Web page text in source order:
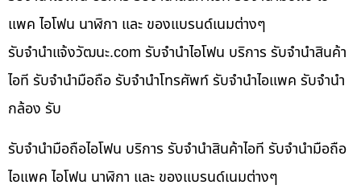
แพค ไอโฟน นาฬิกา และ ของแบรนด์เนมต่างๆ
รับจํานําแจ้งวัฒนะ.com รับจำนำไอโฟน บริการ รับจำนำสินค้า
ไอที รับจำนำมือถือ รับจำนำโทรศัพท์ รับจำนำไอแพค รับจำนำ
กล้อง รับ
รับจำนำมือถือไอโฟน บริการ รับจำนำสินค้าไอที รับจำนำมือถือ
ไอแพค ไอโฟน นาฬิกา และ ของแบรนด์เนมต่างๆ